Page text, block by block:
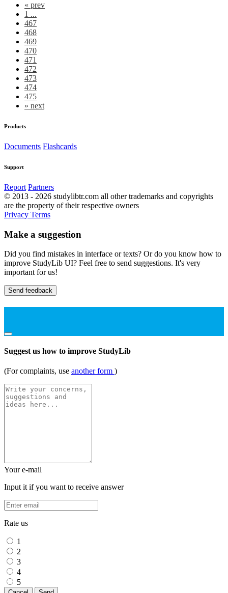
« prev
1 ...
467
468
469
470
471
472
473
474
475
» next
Products
Documents Flashcards
Support
Report Partners
© 2013 - 2026 studylibtr.com all other trademarks and copyrights
are the property of their respective owners
Privacy Terms
Make a suggestion
Did you find mistakes in interface or texts? Or do you know how to
improve StudyLib UI? Feel free to send suggestions. It's very
important for us!
Send feedback
Suggest us how to improve StudyLib
(For complaints, use another form )
Your e-mail
Input it if you want to receive answer
Rate us
1
2
3
4
5